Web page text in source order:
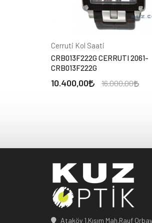
Cerruti Kol Saati
CRB013F222G CERRUTI 2061-
CRB013F222G
10.400,00 16.000,00
Ataköy 1.Kısım Mah.Rauf